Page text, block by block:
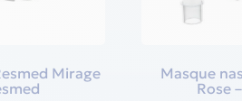
Mirage
Masque
Rose